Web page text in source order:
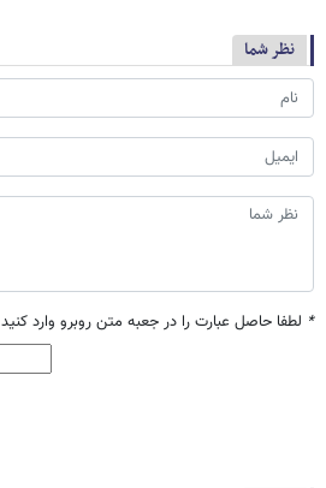
نظر شما
* لطفا حاصل عبارت را در جعبه متن روبرو وارد کنید